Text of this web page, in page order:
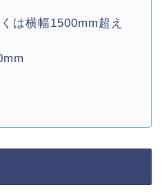
は横幅1500mm超え